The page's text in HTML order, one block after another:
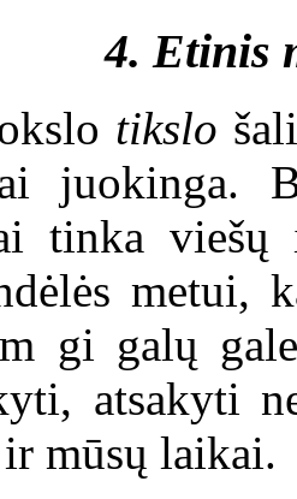
4. Etinis
tikslo
juokinga.
tinka
metui,
gi galų
atsakyti
mūsų laikai.